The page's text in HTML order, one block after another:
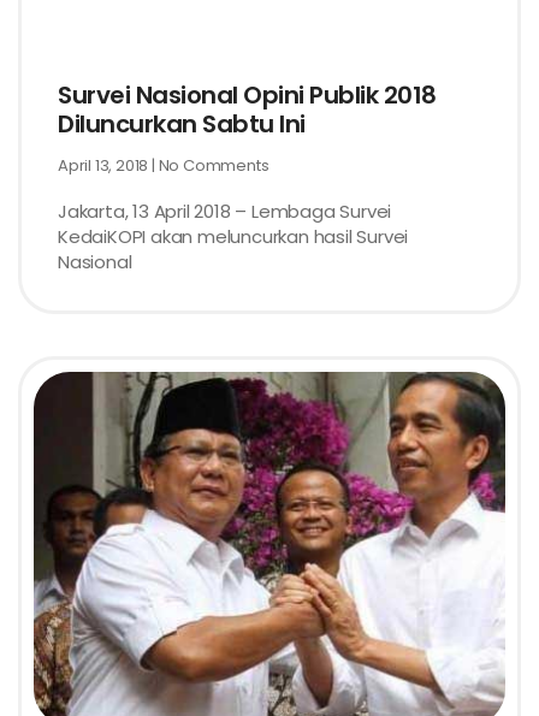
Survei Nasional Opini Publik 2018
Diluncurkan Sabtu Ini
April 13, 2018 No Comments
Jakarta, 13 April 2018 – Lembaga Survei
KedaiKOPI akan meluncurkan hasil Survei
Nasional